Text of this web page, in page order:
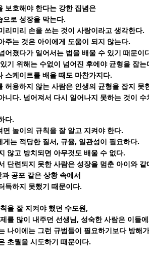
보호해야 한다는 강한 집념은
으로 성장을 막는다.
리미리 손을 쓰는 것이 사랑이라고 생각한다.
주는 것은 아이에게 도움이 되지 않는다.
어졌다가 일어서는 법을 배울 수 있기 때문이
기 위해는 수없이 넘어진 후에야 균형을 잡는
스케이트를 배울 때도 마찬가지다.
허용하지 않는 사람은 인생의 균형을 잡지 못
니다. 넘어져서 다시 일어나지 못하는 것이 수
다.
면 놀이의 규칙을 잘 알고 지켜야 한다.
는 적당한 질서, 규율, 일관성이 필요하다.
않고 방치되면 아무것도 배울 수 없다.
단련되지 못한 사람은 성장을 멈춘 아이와 같
과 공포 같은 상황 속에서
득하지 못했기 때문이다.
을 잘 지켜야 했던 수도원,
를 많이 내주던 선생님, 성숙한 사람은 이들
나이에는 그런 규범들이 필요하기보다 방해
초월을 시도하기 때문이다.